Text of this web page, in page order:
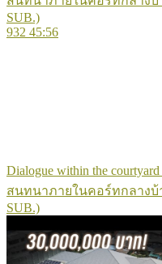
932 45:56
Dialogue within the
สนทนาภายในคอร์ทกลางบ้
SUB.)